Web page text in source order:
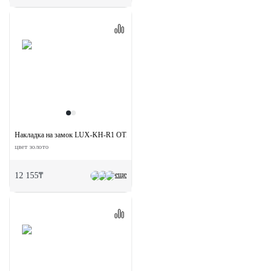
еще
Накладка на замок LUX-KH-R1 OTL круглая под евроцилиндр
цвет золото
12 155₸